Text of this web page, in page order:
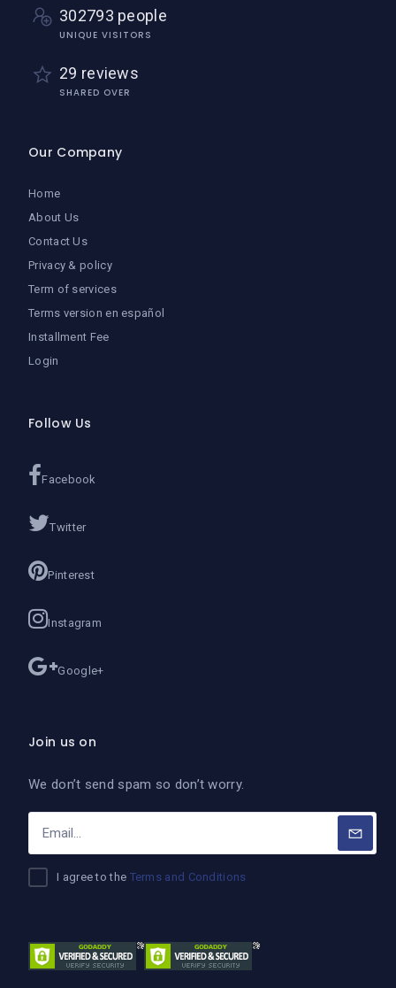
302793 people
UNIQUE VISITORS
29 reviews
SHARED OVER
Our Company
Home
About Us
Contact Us
Privacy & policy
Term of services
Terms version en español
Installment Fee
Login
Follow Us
Facebook
Twitter
Pinterest
Instagram
Google+
Join us on
We don’t send spam so don’t worry.
I agree to the Terms and Conditions